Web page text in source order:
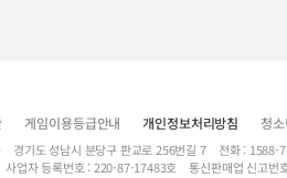
게임이용등급안내 개인정보처리방침 청
경기도 성남시 분당구 판교로 256번길 7 전화 :
업자 등록번호 : 220-87-17483호 통신판매업 신고번